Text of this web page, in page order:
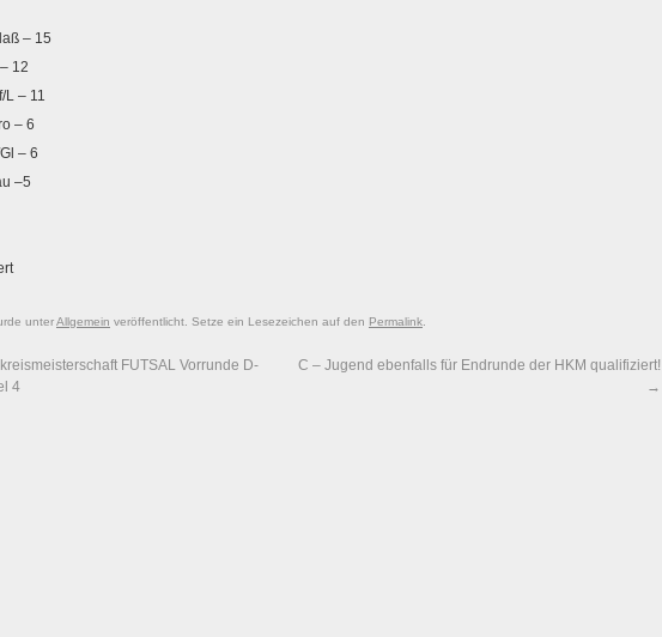
– 15
12
L – 11
– 6
– 6
–5
unterAllgemein veröffentlicht. Setze ein Lesezeichen auf den Permalink
FUTSAL Vorrunde D-
4
C – Jugend ebenfalls für Endrunde der HKM qualifiziert!
→